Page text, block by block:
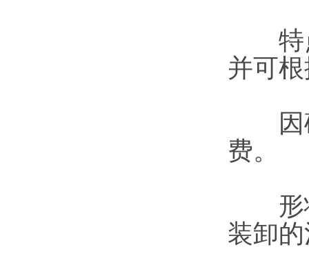
特点
并可
因砝
费。
形状
装卸